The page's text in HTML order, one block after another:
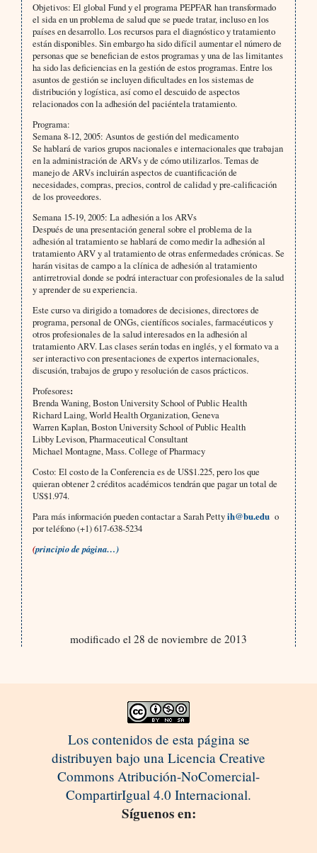
Objetivos: El global Fund y el programa PEPFAR han transformado
el sida en un problema de salud que se puede tratar, incluso en los
países en desarrollo. Los recursos para el diagnóstico y tratamiento
están disponibles. Sin embargo ha sido difícil aumentar el número de
personas que se benefician de estos programas y una de las limitantes
ha sido las deficiencias en la gestión de estos programas. Entre los
asuntos de gestión se incluyen dificultades en los sistemas de
distribución y logística, así como el descuido de aspectos
relacionados con la adhesión del paciéntela tratamiento.
Programa:
Semana 8-12, 2005: Asuntos de gestión del medicamento
Se hablará de varios grupos nacionales e internacionales que trabajan
en la administración de ARVs y de cómo utilizarlos. Temas de
manejo de ARVs incluirán aspectos de cuantificación de
necesidades, compras, precios, control de calidad y pre-calificación
de los proveedores.
Semana 15-19, 2005: La adhesión a los ARVs
Después de una presentación general sobre el problema de la
adhesión al tratamiento se hablará de como medir la adhesión al
tratamiento ARV y al tratamiento de otras enfermedades crónicas. Se
harán visitas de campo a la clínica de adhesión al tratamiento
antirretrovial donde se podrá interactuar con profesionales de la salud
y aprender de su experiencia.
Este curso va dirigido a tomadores de decisiones, directores de
programa, personal de ONGs, científicos sociales, farmacéuticos y
otros profesionales de la salud interesados en la adhesión al
tratamiento ARV. Las clases serán todas en inglés, y el formato va a
ser interactivo con presentaciones de expertos internacionales,
discusión, trabajos de grupo y resolución de casos prácticos.
Profesores:
Brenda Waning, Boston University School of Public Health
Richard Laing, World Health Organization, Geneva
Warren Kaplan, Boston University School of Public Health
Libby Levison, Pharmaceutical Consultant
Michael Montagne, Mass. College of Pharmacy
Costo: El costo de la Conferencia es de US$1.225, pero los que
quieran obtener 2 créditos académicos tendrán que pagar un total de
US$1.974.
Para más información pueden contactar aSarah Pettyih@bu.edu o
por teléfono (+1) 617-638-5234
(principio de página…)
modificado el 28 de noviembre de 2013
Los contenidos de esta página se
distribuyen bajo una Licencia Creative
Commons Atribución-NoComercial-
CompartirIgual 4.0 Internacional.
Síguenos en: